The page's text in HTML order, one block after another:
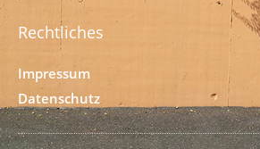
Rechtliches
Impressum
Datenschutz